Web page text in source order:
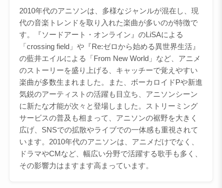
2010年代のアニソンは、多様なジャンルが混在し、現
代の音楽トレンドを取り入れた楽曲が多いのが特徴で
す。『ソードアート・オンライン』のLiSAによる
「crossing field」や『Re:ゼロから始める異世界生活』
の藍井エイルによる「From New World」など、アニメ
のストーリーを盛り上げる、キャッチーで覚えやすい
楽曲が多数生まれました。また、ボーカロイドPや新進
気鋭のアーティストの活躍も目立ち、アニソンシーン
に新たな才能が次々と登場しました。ストリーミング
サービスの普及も相まって、アニソンの裾野を大きく
広げ、SNSでの拡散やライブでの一体感も重視されて
います。2010年代のアニソンは、アニメだけでなく、
ドラマやCMなど、幅広い分野で活躍する歌手も多く、
その影響力はますます高まっています。